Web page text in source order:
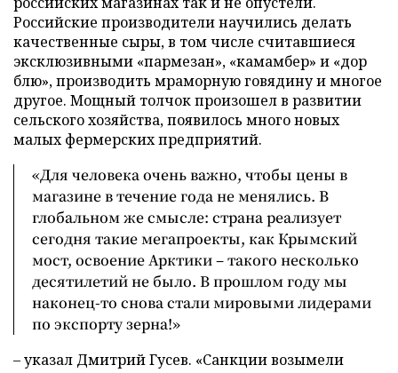
Российские производители научились делать
качественные сыры, в том числе считавшиеся
эксклюзивными «пармезан», «камамбер» и «дор
блю», производить мраморную говядину и многое
другое. Мощный толчок произошел в развитии
сельского хозяйства, появилось много новых
малых фермерских предприятий.
«Для человека очень важно, чтобы цены в
магазине в течение года не менялись. В
глобальном же смысле: страна реализует
сегодня такие мегапроекты, как Крымский
мост, освоение Арктики – такого несколько
десятилетий не было. В прошлом году мы
наконец-то снова стали мировыми лидерами
по экспорту зерна!»
– указал Дмитрий Гусев. «Санкции возымели